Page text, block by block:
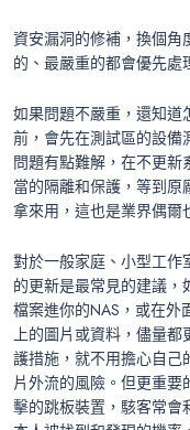
資安漏洞的修補，換個角
的、最嚴重的都會優先處
如果問題不嚴重，還知道
前，會先在測試區的設備
問題有點難解，在不更
當的隔離和保護，等到
拿來用，這也是業界偶爾
對於一般家庭、小型工作
的更新是最常見的建議
檔案進你的NAS，或在外
上的圖片或資料，儘量
護措施，就不用擔心自己
片外流的風險。但更重要
擊的跳板裝置，駭客常會